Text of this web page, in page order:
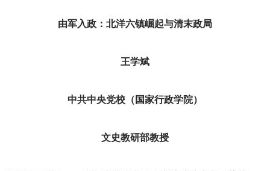
由军入政：北洋六镇崛起与清末政局
王学斌
中共中央党校（国家行政学院）
文史教研部教授